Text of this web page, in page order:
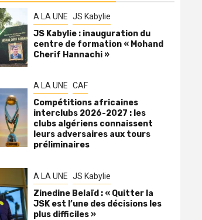
A LA UNE JS Kabylie
JS Kabylie : inauguration du
centre de formation « Mohand
Cherif Hannachi »
A LA UNE CAF
Compétitions africaines
interclubs 2026-2027 : les
clubs algériens connaissent
leurs adversaires aux tours
préliminaires
A LA UNE JS Kabylie
Zinedine Belaïd : « Quitter la
JSK est l’une des décisions les
plus difficiles »